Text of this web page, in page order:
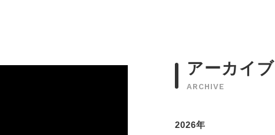
アーカイブ
ARCHIVE
2026年